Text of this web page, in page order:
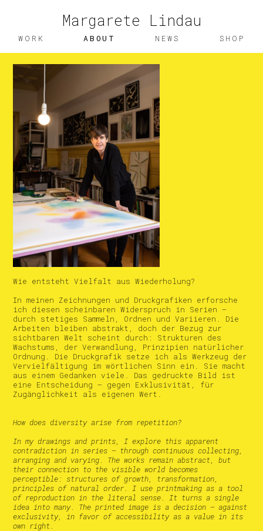
Margarete Lindau
work about news shop
Wie entsteht Vielfalt aus Wiederholung?
In meinen Zeichnungen und Druckgrafiken erforsche
ich diesen scheinbaren Widerspruch in Serien –
durch stetiges Sammeln, Ordnen und Variieren. Die
Arbeiten bleiben abstrakt, doch der Bezug zur
sichtbaren Welt scheint durch: Strukturen des
Wachstums, der Verwandlung, Prinzipien natürlicher
Ordnung. Die Druckgrafik setze ich als Werkzeug der
Vervielfältigung im wörtlichen Sinn ein. Sie macht
aus einem Gedanken viele. Das gedruckte Bild ist
eine Entscheidung – gegen Exklusivität, für
Zugänglichkeit als eigenen Wert.
How does diversity arise from repetition?
In my drawings and prints, I explore this apparent
contradiction in series — through continuous collecting,
arranging and varying. The works remain abstract, but
their connection to the visible world becomes
perceptible: structures of growth, transformation,
principles of natural order. I use printmaking as a tool
of reproduction in the literal sense. It turns a single
idea into many. The printed image is a decision — against
exclusivity, in favor of accessibility as a value in its
own right.